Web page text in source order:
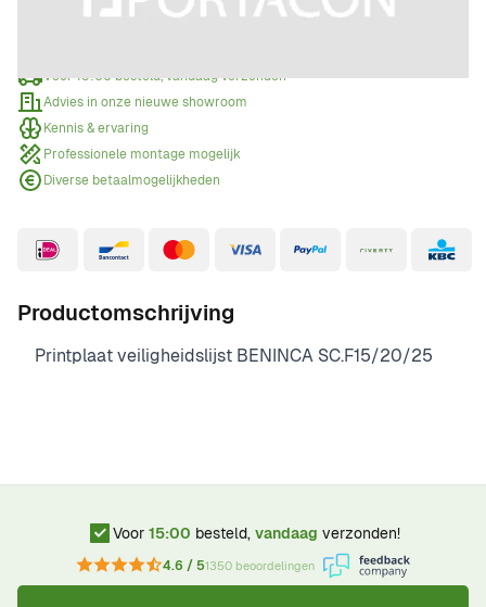
Wanneer een offerte aanvragen?
Voor 15:00 besteld, vandaag verzonden
Advies in onze nieuwe showroom
Kennis & ervaring
Professionele montage mogelijk
Diverse betaalmogelijkheden
Productomschrijving
Printplaat veiligheidslijst BENINCA SC.F15/20/25
Voor 15:00 besteld, vandaag verzonden!
4.6 / 51350 beoordelingen